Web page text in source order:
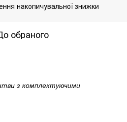
накопичувальної знижки
обраного
з комплектуючими